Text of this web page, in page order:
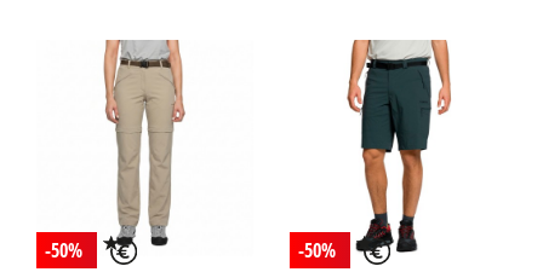
-50% -50%